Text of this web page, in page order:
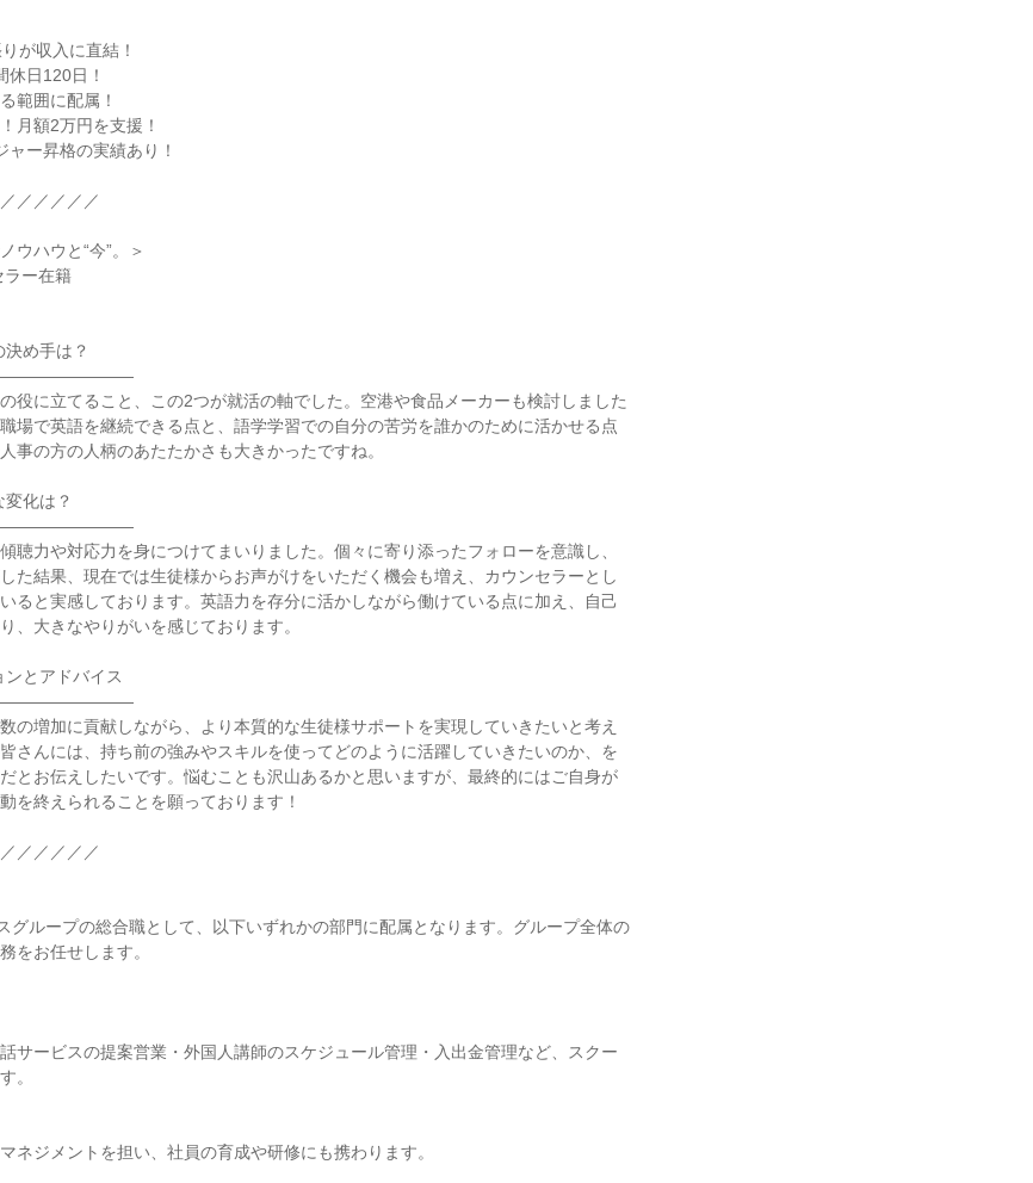
が収入に直結！
休日120日！
範囲に配属！
月額2万円を支援！
ャー昇格の実績あり！
／／／／／
ウハウと“今”。＞
ラー在籍
め手は？
役に立てること、この2つが就活の軸でした。空港や食品メーカーも検討しました
場で英語を継続できる点と、語学学習での自分の苦労を誰かのために活かせる点
事の方の人柄のあたたかさも大きかったですね。
化は？
聴力や対応力を身につけてまいりました。個々に寄り添ったフォローを意識し、
た結果、現在では生徒様からお声がけをいただく機会も増え、カウンセラーとし
ると実感しております。英語力を存分に活かしながら働けている点に加え、自己
、大きなやりがいを感じております。
とアドバイス
の増加に貢献しながら、より本質的な生徒様サポートを実現していきたいと考え
さんには、持ち前の強みやスキルを使ってどのように活躍していきたいのか、を
とお伝えしたいです。悩むことも沢山あるかと思いますが、最終的にはご自身が
を終えられることを願っております！
／／／／／
グループの総合職として、以下いずれかの部門に配属となります。グループ全体の
をお任せします。
サービスの提案営業・外国人講師のスケジュール管理・入出金管理など、スクー
。
ネジメントを担い、社員の育成や研修にも携わります。